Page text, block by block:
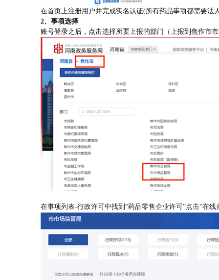
在首页上注册用户并完成实名认证(所有药品事项都需要法
2、事项选择
账号登录之后，点击选择所要上报的部门（上报到焦作市
在事项列表-行政许可中找到“药品零售企业许可”点击“在线